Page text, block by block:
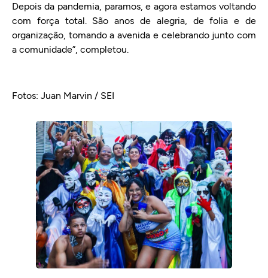
Depois da pandemia, paramos, e agora estamos voltando
com força total. São anos de alegria, de folia e de
organização, tomando a avenida e celebrando junto com
a comunidade”, completou.
Fotos: Juan Marvin / SEI